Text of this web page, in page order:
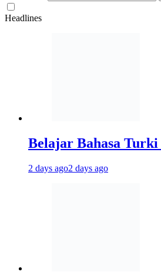
Headlines
Belajar Bahasa
2 days ago2 days ago